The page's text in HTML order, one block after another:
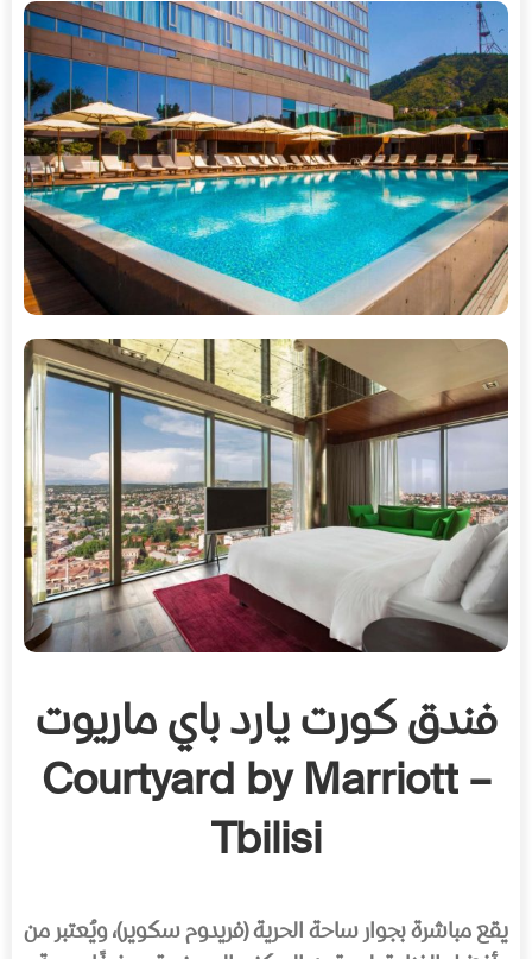
فندق كورت يارد باي ماريوت
– Courtyard by Marriott
Tbilisi
يقع مباشرة بجوار ساحة الحرية (فريدوم سكوير)، ويُعتبر من